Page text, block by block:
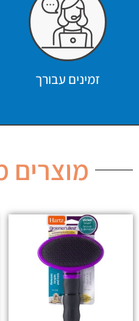
זמינים עבורך
מוצרים